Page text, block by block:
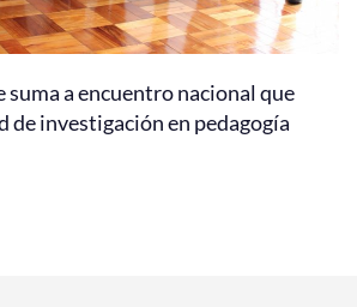
suma a encuentro nacional que
de investigación en pedagogía